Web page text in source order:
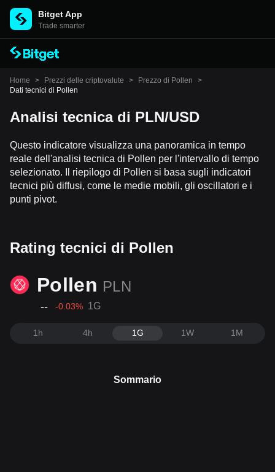
Bitget App
Trade smarter
Home > Prezzi delle criptovalute > Prezzo di Pollen
>
Dati tecnici di Pollen
Analisi tecnica di PLN/USD
Questo indicatore visualizza una panoramica in tempo
reale dell'analisi tecnica di Pollen per l'intervallo di tempo
selezionato. Il riepilogo di Pollen si basa sugli indicatori
tecnici più diffusi, come le medie mobili, gli oscillatori e i
punti pivot.
Rating tecnici di Pollen
Pollen PLN
-- -0.03% 1G
1h 4h 1G 1W 1M
Sommario